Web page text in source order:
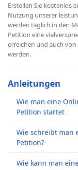
Erstellen Sie kostenlos
Nutzung unserer
werden täglich in den
Petition eine
erreichen und auch
werden.
Anleitungen
Wie man eine
Petition startet
Wie schreibt man
Petition?
Wie kann man